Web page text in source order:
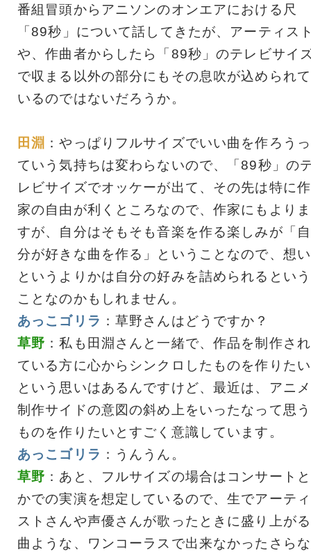
番組冒頭からアニソンのオンエアにおける尺
「89秒」について話してきたが、アーティス
や、作曲者からしたら「89秒」のテレビサイ
で収まる以外の部分にもその息吹が込められて
いるのではないだろうか。
田淵 ：やっぱりフルサイズでいい曲を作ろうっ
ていう気持ちは変わらないので、「89秒」の
レビサイズでオッケーが出て、その先は特に作
家の自由が利くところなので、作家にもよりま
すが、自分はそもそも音楽を作る楽しみが「自
分が好きな曲を作る」ということなので、想い
というよりかは自分の好みを詰められるという
ことなのかもしれません。
あっこゴリラ ：草野さんはどうですか？
草野 ：私も田淵さんと一緒で、作品を制作され
ている方に心からシンクロしたものを作りたい
という思いはあるんですけど、最近は、アニメ
制作サイドの意図の斜め上をいったなって思う
ものを作りたいとすごく意識しています。
あっこゴリラ ：うんうん。
草野 ：あと、フルサイズの場合はコンサートと
かでの実演を想定しているので、生でアーティ
ストさんや声優さんが歌ったときに盛り上がる
曲ような、ワンコーラスで出来なかったさらな